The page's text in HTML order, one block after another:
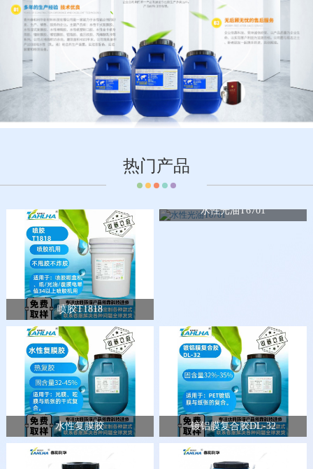
热门产品
喷胶T1818
水性光油T6701
水性复膜胶 镀铝膜复合胶DL-32